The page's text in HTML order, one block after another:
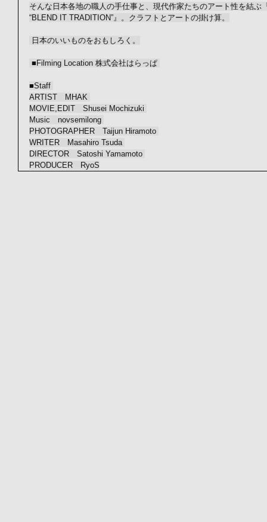
そんな日本各地の職人の手仕事と、現代作家たちのアート性を結
“BLEND IT TRADITION”』。クラフトとアートの掛け算。
日本のいいものをおもしろく。
■Filming Location 株式会社はらっぱ
■Staff
ARTIST　MHAK
MOVIE,EDIT　Shusei Mochizuki
Music　novsemilong
PHOTOGRAPHER　Taijun Hiramoto
WRITER　Masahiro Tsuda
DIRECTOR　Satoshi Yamamoto
PRODUCER　RyoS